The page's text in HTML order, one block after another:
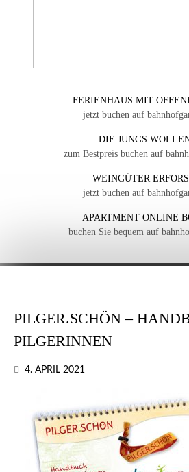
FERIENHAUS MIT
jetzt buchen auf
DIE JUNGS
zum Bestpreis buchen auf
WEINGÜTER
jetzt buchen auf
APARTMENT ONLINE
buchen Sie bequem auf
PILGER.SCHÖN –
PILGERINNEN
4. APRIL 2021